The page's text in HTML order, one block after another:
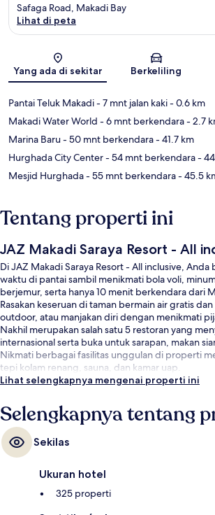
Peta
Safaga Road, Makadi Bay
Lihat di peta
Yang ada di sekitar Berkeliling
Pantai Teluk Makadi- 7 mnt jalan kaki- 0.6 km
Makadi Water World - 6 mnt berkendara- 2.7
Marina Baru- 50 mnt berkendara- 41.7 km
Hurghada City Center- 54 mnt berkendara-
Mesjid Hurghada- 55 mnt berkendara- 45.5
Tentang properti ini
JAZ Makadi Saraya Resort - All
Di JAZ Makadi Saraya Resort - All inclusive, Anda
waktu di pantai sambil menikmati bola voli,
berjemur, serta hanya 10 menit berkendara dari
Rasakan keseruan di taman bermain air gratis
outdoor, atau manjakan diri dengan menikmati
Nakhil merupakan salah satu 5 restoran yang
internasional serta buka untuk sarapan, makan
Nikmati berbagai fasilitas unggulan di properti
tepi kolam renang, sauna, dan kamar uap.
Lihat selengkapnya mengenai properti ini
Selengkapnya tentang
Sekilas
Ukuran hotel
325 properti